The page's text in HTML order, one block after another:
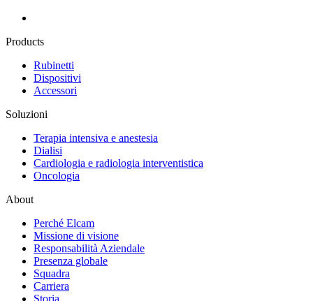
Products
Rubinetti
Dispositivi
Accessori
Soluzioni
Terapia intensiva e anestesia
Dialisi
Cardiologia e radiologia interventistica
Oncologia
About
Perché Elcam
Missione di visione
Responsabilità Aziendale
Presenza globale
Squadra
Carriera
Storia